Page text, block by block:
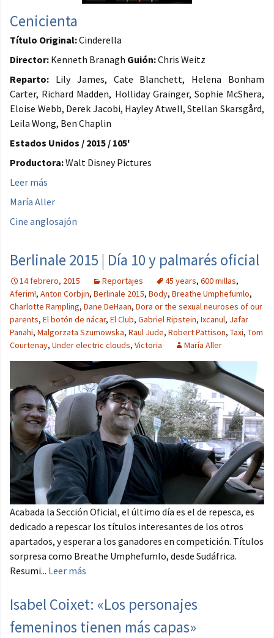
Cenicienta
Título Original:Cinderella
Director: Kenneth Branagh Guión:Chris Weitz
Reparto: Lily James, Cate Blanchett, Helena Bonham
Carter, Richard Madden, Holliday Grainger, Sophie McShera,
Eloise Webb, Derek Jacobi, Hayley Atwell, Stellan Skarsgård,
Leila Wong, Ben Chaplin
Estados Unidos / 2015 / 105'
Productora:Walt Disney Pictures
Leer más
María Aller
Cine anglosajón
Berlinale 2015 | Día 10 y palmarés oficial
14 febrero, 2015 Reportajes 45 years, 600 millas,
Aferim!, Anton Corbjin, Berlinale 2015, Body, Breathe Umphefumlo,
Charlotte Rampling, Dane DeHaan, Dora or the sexual neuroses of our
parents, El botón de nácar, El Club, Gabriel Ripstein, Ixcanul, Jafar
Panahi, Malgorzata Szumowska, Raul Jude, Robert Pattison, Taxi, Tom
Courtenay, Under electric clouds, Victoria María Aller
Acabada la Sección Oficial, el último día es el de repesca, es
dedicado a repescar los títulos interesantes de los otros
apartados, y esperar a los ganadores en competición. Títulos
sorpresa como Breathe Umphefumlo, desde Sudáfrica.
Resumi... Leer más
Isabel Coixet: «Los personajes
femeninos tienen más capas»